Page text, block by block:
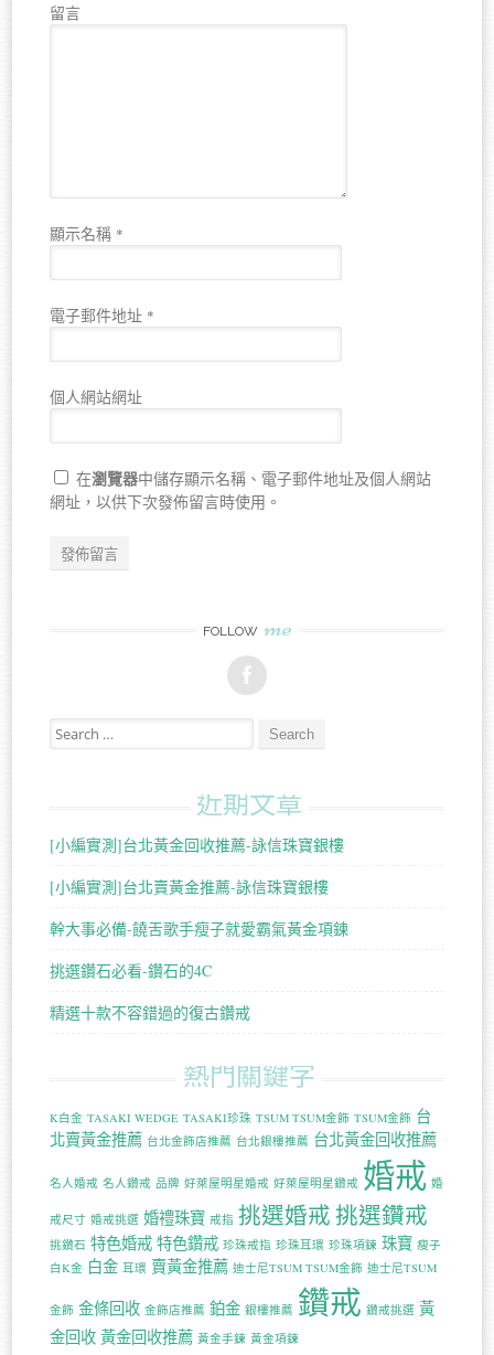
留言
顯示名稱 *
電子郵件地址 *
個人網站網址
在瀏覽器中儲存顯示名稱、電子郵件地址及個人網站
網址，以供下次發佈留言時使用。
FOLLOW me
Search for:
近期文章
[小編實測]台北黃金回收推薦-詠信珠寶銀樓
[小編實測]台北賣黃金推薦-詠信珠寶銀樓
幹大事必備-饒舌歌手瘦子就愛霸氣黃金項鍊
挑選鑽石必看-鑽石的4C
精選十款不容錯過的復古鑽戒
熱門關鍵字
K白金 TASAKI WEDGE TASAKI珍珠 TSUM TSUM金飾 TSUM金飾 台
北賣黃金推薦 台北金飾店推薦 台北銀樓推薦 台北黃金回收推薦
名人婚戒 名人鑽戒 品牌 好萊屋明星婚戒 好萊屋明星鑽戒 婚戒 婚
戒尺寸 婚戒挑選 婚禮珠寶 戒指 挑選婚戒挑選鑽戒
挑鑽石 特色婚戒 特色鑽戒 珍珠戒指 珍珠耳環 珍珠項鍊 珠寶 瘦子
白K金 白金 耳環 賣黃金推薦 迪士尼TSUM TSUM金飾 迪士尼TSUM
金飾 金條回收 金飾店推薦 鉑金 銀樓推薦 鑽戒 鑽戒挑選 黃
金回收 黃金回收推薦 黃金手鍊 黃金項鍊